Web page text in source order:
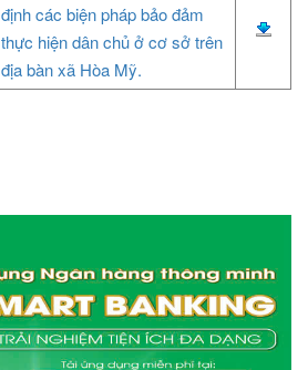
định các biện pháp bảo đảm
thực hiện dân chủ ở cơ sở trên
địa bàn xã Hòa Mỹ.